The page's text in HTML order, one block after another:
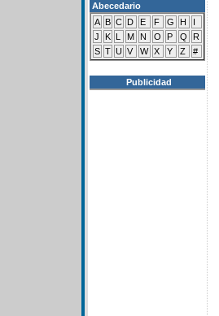
Abecedario
A B C D E F G H
I
J
K L M N O P Q
R
S T U V W X Y Z #
Publicidad